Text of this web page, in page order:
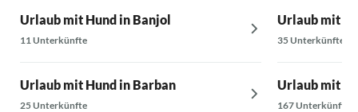
Ein schöner Urlaub, in dem wir uns gut erholt
haben und in dem auch unser Hund
willkommen war.
Urlaub mit Hund in Banjol
11 Unterkünfte
Urlaub mit Hund in Barban
25 Unterkünfte
Urlaub mit
35 Unterkünfte
Urlaub mit
167 Unterkünfte